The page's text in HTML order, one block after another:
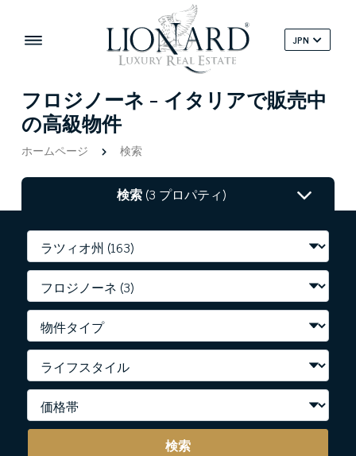
JPN
フロジノーネ - イタリアで販売中
の高級物件
ホームページ 検索
検索(3 プロパティ)
検索